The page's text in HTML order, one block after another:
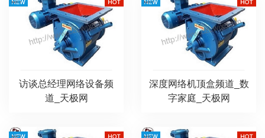
访谈总经理网络设备频
道_天极网
深度网络机顶盒频道_数
字家庭_天极网